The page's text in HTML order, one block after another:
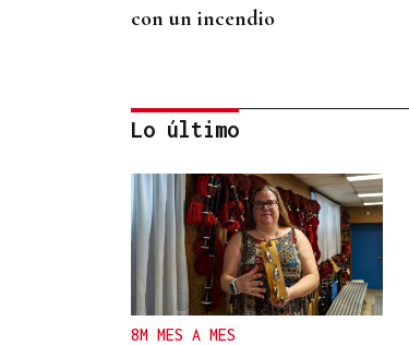
con un incendio
DISTRIBUIDORA FAMILIAR
Gaseosas Roca, medio siglo
creciendo junto a
Valdeorras y Coca-Cola
Lo último
8M MES A MES